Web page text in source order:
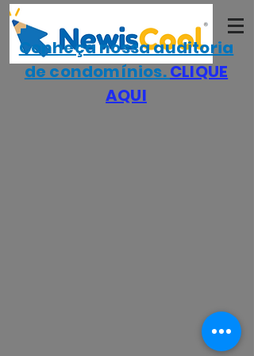
Conheça nossa auditoria
de condomínios.CLIQUE
AQUI